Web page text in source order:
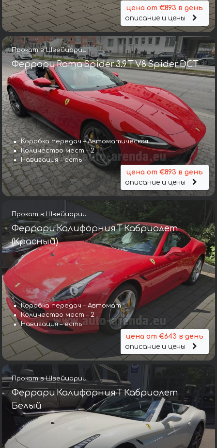
цена от €893 в день
описание и цены
Прокат в Швейцарии
Феррари Roma Spider 3.9 T V8 Spider DCT
Коробка передач – Автоматическая
Количество мест – 2
Навигация – есть
цена от €893 в день
описание и цены
Прокат в Швейцарии
Феррари Калифорния Т Кабриолет
(Красный)
Коробка передач – Автомат
Количество мест – 2
Навигация – есть
цена от €643 в день
описание и цены
Прокат в Швейцарии
Феррари Калифорния Т Кабриолет
Белый